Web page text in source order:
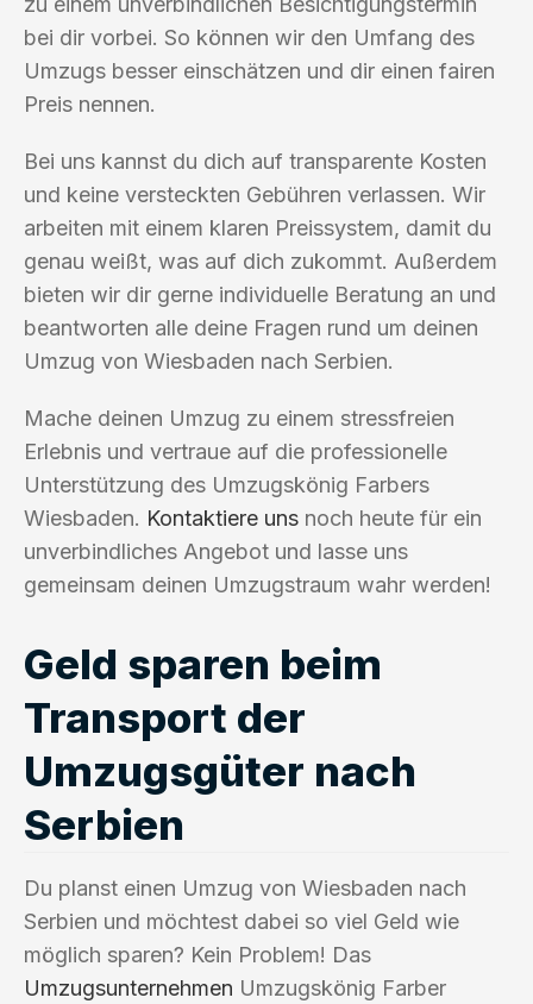
bei dir vorbei. So können wir den Umfang des
Umzugs besser einschätzen und dir einen fairen
Preis nennen.
Bei uns kannst du dich auf transparente Kosten
und keine versteckten Gebühren verlassen. Wir
arbeiten mit einem klaren Preissystem, damit du
genau weißt, was auf dich zukommt. Außerdem
bieten wir dir gerne individuelle Beratung an und
beantworten alle deine Fragen rund um deinen
Umzug von Wiesbaden nach Serbien.
Mache deinen Umzug zu einem stressfreien
Erlebnis und vertraue auf die professionelle
Unterstützung des Umzugskönig Farbers
Wiesbaden. Kontaktiere uns noch heute für ein
unverbindliches Angebot und lasse uns
gemeinsam deinen Umzugstraum wahr werden!
Geld sparen beim
Transport der
Umzugsgüter nach
Serbien
Du planst einen Umzug von Wiesbaden nach
Serbien und möchtest dabei so viel Geld wie
möglich sparen? Kein Problem! Das
Umzugsunternehmen Umzugskönig Farber